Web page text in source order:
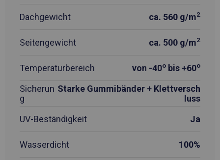
Dachgewicht ca. 560 g/m2
Seitengewicht ca. 500 g/m2
Temperaturbereich von -40o bis +60o
Sicherun
g
Starke Gummibänder + Klettversch
luss
UV-Beständigkeit
Ja
Wasserdicht 100%